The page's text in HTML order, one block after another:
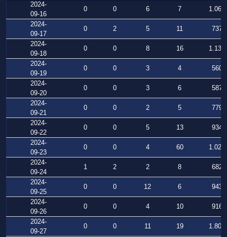
2024-
09-16
0 0 6 7
1.068
2024-
09-17
0 2 5 11
737
2024-
09-18
0 0 8 16
1.138
2024-
09-19
0 0 3 4
560
2024-
09-20
0 0 3 6
587
2024-
09-21
0 0 2 5
779
2024-
09-22
0 0 5 13
934
2024-
09-23
0 0 4 60
1.026
2024-
09-24
1 2 2 8
682
2024-
09-25
0 0 12 6
943
2024-
09-26
0 0 4 10
916
2024-
09-27
0 0 11 19
1.802